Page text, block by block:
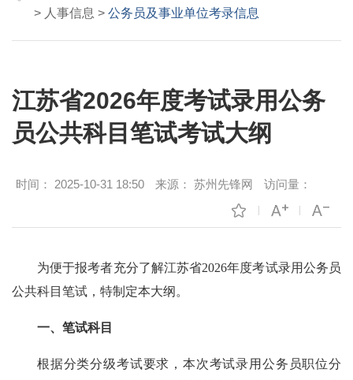
> 人事信息 > 公务员及事业单位考录信息
江苏省2026年度考试录用公务
员公共科目笔试考试大纲
时间： 2025-10-31 18:50 来源： 苏州先锋网 访问量：
为便于报考者充分了解江苏省2026年度考试录用公务员
公共科目笔试，特制定本大纲。
一、笔试科目
根据分类分级考试要求，本次考试录用公务员职位分